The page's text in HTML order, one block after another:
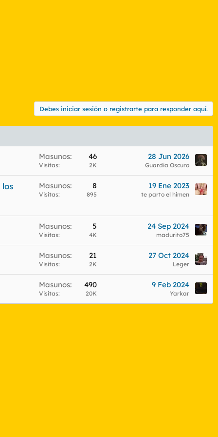
Debes iniciar sesión o registrarte para responder aquí.
Masunos 46
Visitas 2K
28 Jun 2026
Guardia Oscuro
Masunos 8
Visitas 895
19 Ene 2023
te parto el himen
Masunos 5
Visitas 4K
24 Sep 2024
madurito75
Masunos 21
Visitas 2K
27 Oct 2024
Leger
Masunos 490
Visitas 20K
9 Feb 2024
Yarkar